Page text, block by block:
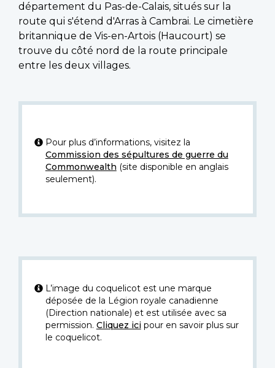
département du Pas-de-Calais, situés sur la
route qui s'étend d'Arras à Cambrai. Le cimetière
britannique de Vis-en-Artois (Haucourt) se
trouve du côté nord de la route principale
entre les deux villages.
Pour plus d’informations, visitez la
Commission des sépultures de guerre du
Commonwealth (site disponible en anglais
seulement).
L’image du coquelicot est une marque
déposée de la Légion royale canadienne
(Direction nationale) et est utilisée avec sa
permission. Cliquez icipour en savoir plus sur
le coquelicot.